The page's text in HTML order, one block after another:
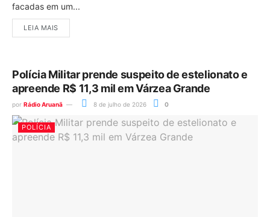
facadas em um...
LEIA MAIS
Polícia Militar prende suspeito de estelionato e
apreende R$ 11,3 mil em Várzea Grande
por Rádio Aruanã 8 de julho de 2026 0
POLÍCIA